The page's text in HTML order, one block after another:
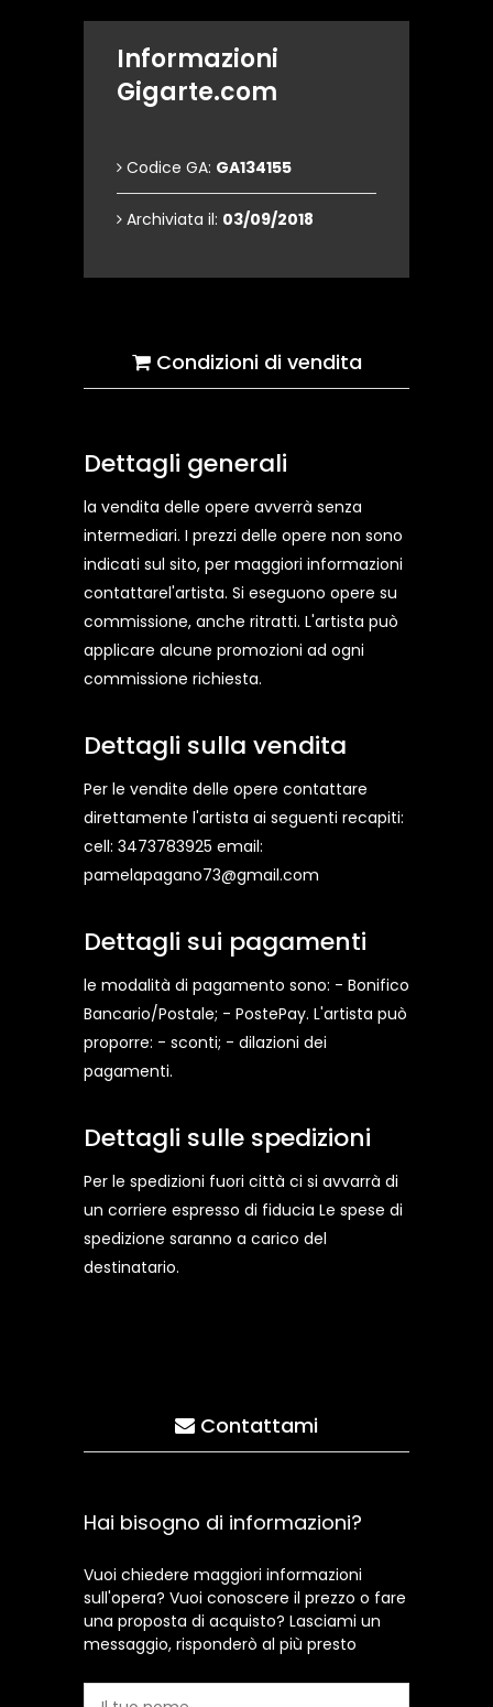
Informazioni
Gigarte.com
Codice GA: GA134155
Archiviata il: 03/09/2018
Condizioni di vendita
Dettagli generali
la vendita delle opere avverrà senza
intermediari. I prezzi delle opere non sono
indicati sul sito, per maggiori informazioni
contattarel'artista. Si eseguono opere su
commissione, anche ritratti. L'artista può
applicare alcune promozioni ad ogni
commissione richiesta.
Dettagli sulla vendita
Per le vendite delle opere contattare
direttamente l'artista ai seguenti recapiti:
cell: 3473783925 email:
pamelapagano73@gmail.com
Dettagli sui pagamenti
le modalità di pagamento sono: - Bonifico
Bancario/Postale; - PostePay. L'artista può
proporre: - sconti; - dilazioni dei
pagamenti.
Dettagli sulle spedizioni
Per le spedizioni fuori città ci si avvarrà di
un corriere espresso di fiducia Le spese di
spedizione saranno a carico del
destinatario.
Contattami
Hai bisogno di informazioni?
Vuoi chiedere maggiori informazioni
sull'opera? Vuoi conoscere il prezzo o fare
una proposta di acquisto? Lasciami un
messaggio, risponderò al più presto